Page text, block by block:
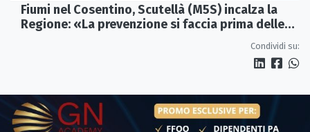
Fiumi nel Cosentino, Scutellà (M5S) incalza la
Regione: «La prevenzione si faccia prima delle
Condividi su: